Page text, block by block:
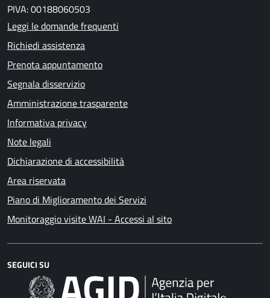
PIVA: 00188060503
Leggi le domande frequenti
Richiedi assistenza
Prenota appuntamento
Segnala disservizio
Amministrazione trasparente
Informativa privacy
Note legali
Dichiarazione di accessibilità
Area riservata
Piano di Miglioramento dei Servizi
Monitoraggio visite WAI - Accessi al sito
SEGUICI SU